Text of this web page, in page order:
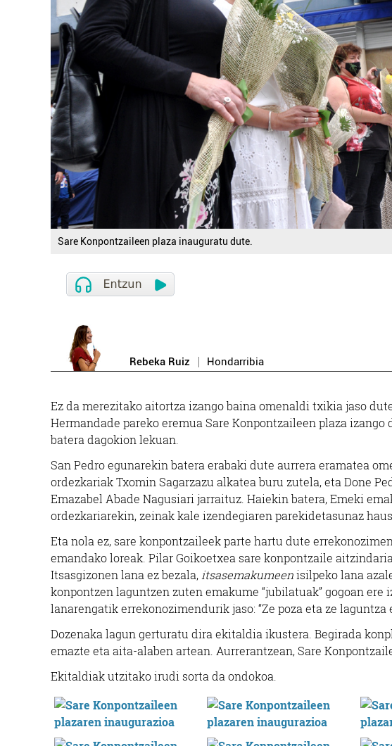
Sare Konpontzaileen plaza inauguratu dute.
Rebeka Ruiz Hondarribia
Ez da merezitako aitortza izango baina omenaldi txikia jaso
Hermandade pareko eremua Sare Konpontzaileen plaza
batera dagokion lekuan.
San Pedro egunarekin batera erabaki dute aurrera eramatea
ordezkariak Txomin Sagarzazu alkatea buru zutela, eta Done
Emazabel Abade Nagusiari jarraituz. Haiekin batera, Emeki
ordezkariarekin, zeinak kale izendegiaren parekidetasunaz
Eta nola ez, sare konpontzaileek parte hartu dute
emandako loreak. Pilar Goikoetxea sare konpontzaile
Itsasgizonen lana ez bezala,itsasemakumeenisilpeko lana
konpontzen laguntzen zuten emakume “jubilatuak” gogoan
lanarengatik errekonozimendurik jaso: “Ze poza eta ze laguntza
Dozenaka lagun gerturatu dira ekitaldia ikustera. Begirada
emazte eta aita-alaben artean. Aurrerantzean, Sare
Ekitaldiak utzitako irudi sorta da ondokoa.
LIZAR